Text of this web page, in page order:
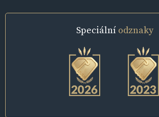
Speciální odznaky